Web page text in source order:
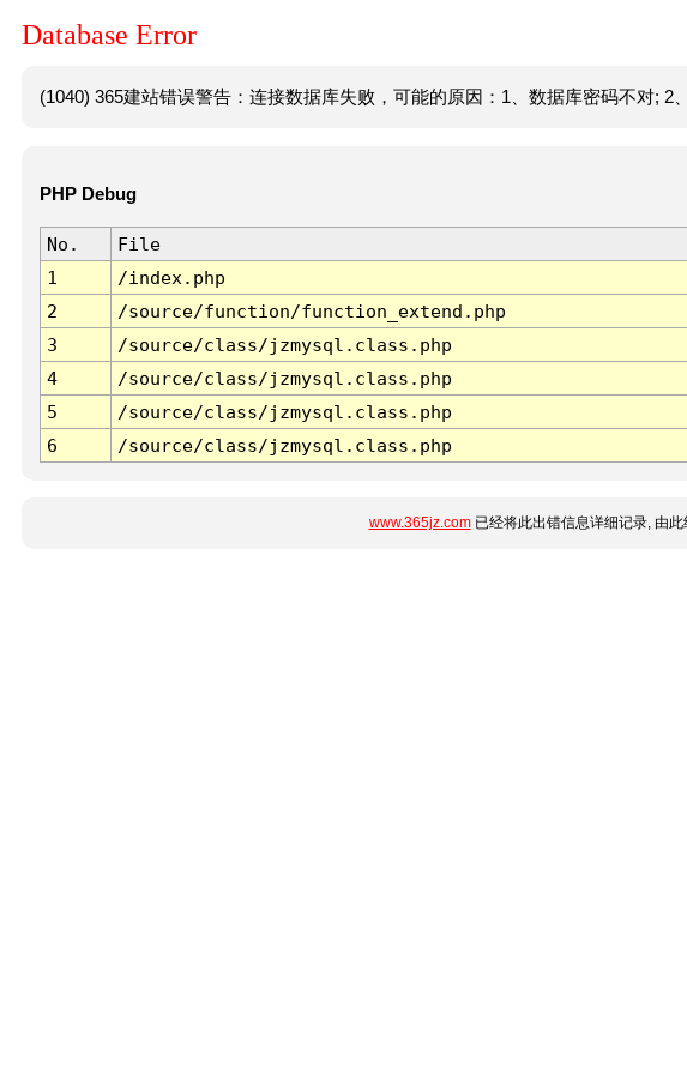
Database Error
(1040) 365建站错误警告：连接数据库失败，可能的原因：1、数据库密码不对; 2
PHP Debug
No. File
1
/index.php
2
/source/function/function_extend.php
3
/source/class/jzmysql.class.php
4
/source/class/jzmysql.class.php
5
/source/class/jzmysql.class.php
6
/source/class/jzmysql.class.php
www.365jz.com已经将此出错信息详细记录, 由